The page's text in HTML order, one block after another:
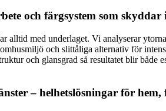
och färgsystem som skyddar
alltid med underlaget. Vi analyserar
och slittåliga alternativ för
och glansgrad så resultatet blir både
– helhetslösningar för hem,